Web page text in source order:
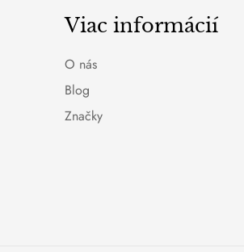
Viac informácií
O nás
Blog
Značky